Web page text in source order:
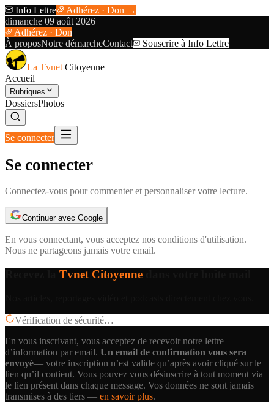
Info Lettre
Adhérez · Don →
dimanche 09 août 2026
Adhérez · Don
À proposNotre démarcheContact Souscrire à Info Lettre
La Tvnet Citoyenne
Accueil
Rubriques
DossiersPhotos
Se connecter
Se connecter
Connectez-vous pour commenter et personnaliser votre lecture.
Continuer avec Google
En vous connectant, vous acceptez nos conditions d'utilisation.
Nous ne partageons jamais votre email.
Tvnet Citoyenne
Vérification de sécurité…
En vous inscrivant, vous acceptez de recevoir notre lettre
d’information par email. Un email de confirmation vous sera
envoyé— votre inscription n’est valide qu’après avoir cliqué sur le
lien qu’il contient. Vous pouvez vous désinscrire à tout moment via
le lien présent dans chaque message. Vos données ne sont jamais
transmises à des tiers — en savoir plus.